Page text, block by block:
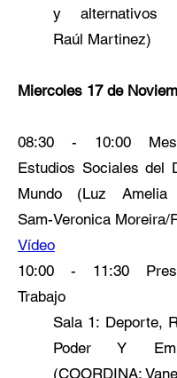
y alternativos
Raúl Martinez)
Miercoles 17 de
08:30 - 10:00
Estudios Sociales del
Mundo (Luz Amelia
Sam-Veronica Moreira/
Vídeo
10:00 - 11:30
Trabajo
Sala 1: Deporte,
Poder Y
(COORDINA: